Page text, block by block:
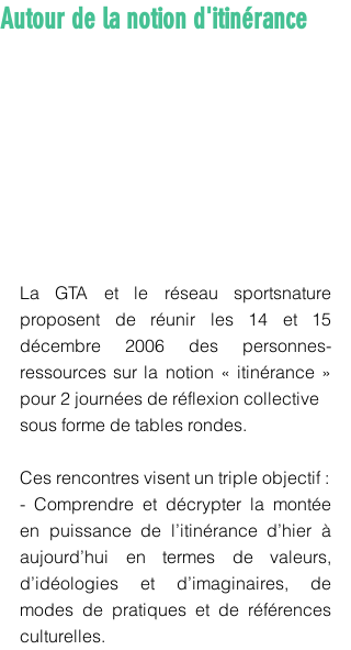
Autour de la notion d'itinérance
La GTA et le réseau sportsnature
proposent de réunir les 14 et 15
décembre 2006 des personnes-
ressources sur la notion « itinérance »
pour 2 journées de réflexion collective
sous forme de tables rondes.
Ces rencontres visent un triple objectif :
- Comprendre et décrypter la montée
en puissance de l’itinérance d’hier à
aujourd’hui en termes de valeurs,
d’idéologies et d’imaginaires, de
modes de pratiques et de références
culturelles.